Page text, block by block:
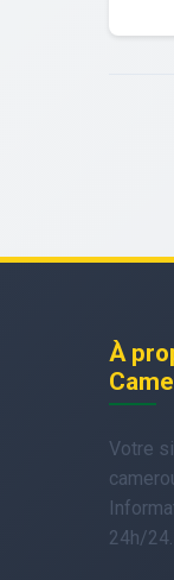
À
Votre
24h/24.